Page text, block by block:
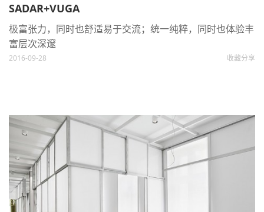
SADAR+VUGA
极富张力，同时也舒适易于交流；统一纯粹，同时也体验丰
富层次深邃
2016-09-28 收藏分享